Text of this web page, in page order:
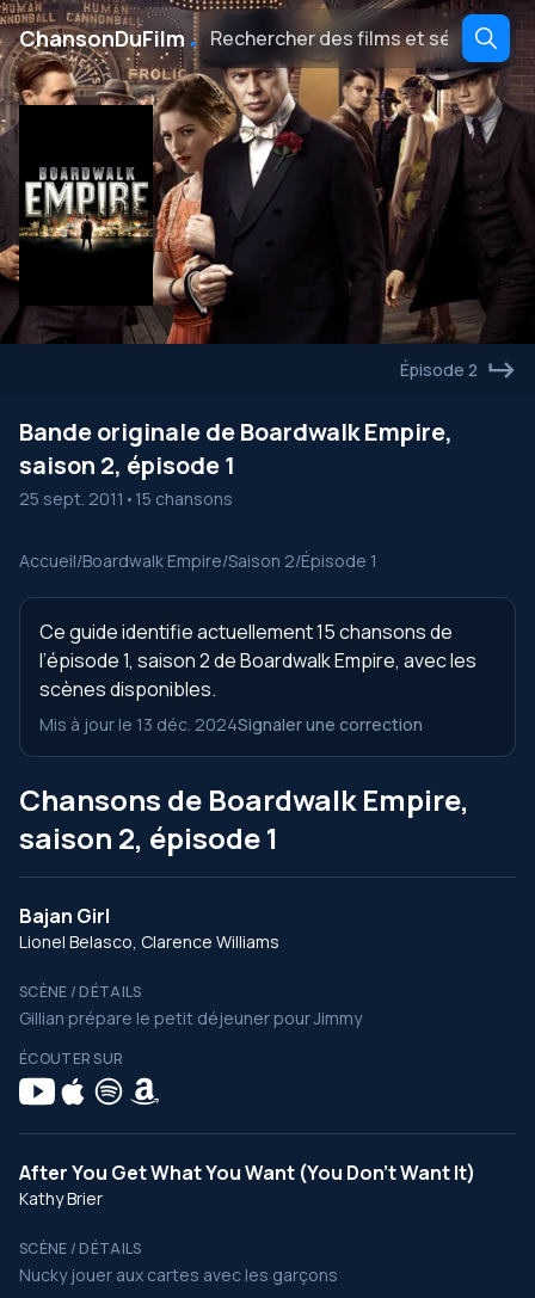
ChansonDuFilm ․
Épisode 2
Bande originale de Boardwalk Empire,
saison 2, épisode 1
25 sept. 2011 • 15 chansons
Accueil/Boardwalk Empire/Saison 2/Épisode 1
Ce guide identifie actuellement 15 chansons de
l’épisode 1, saison 2 de Boardwalk Empire, avec les
scènes disponibles.
Mis à jour le 13 déc. 2024Signaler une correction
Chansons de Boardwalk Empire,
saison 2, épisode 1
Bajan Girl
Lionel Belasco, Clarence Williams
SCÈNE / DÉTAILS
Gillian prépare le petit déjeuner pour Jimmy
ÉCOUTER SUR
After You Get What You Want (You Don't Want It)
Kathy Brier
SCÈNE / DÉTAILS
Nucky jouer aux cartes avec les garçons